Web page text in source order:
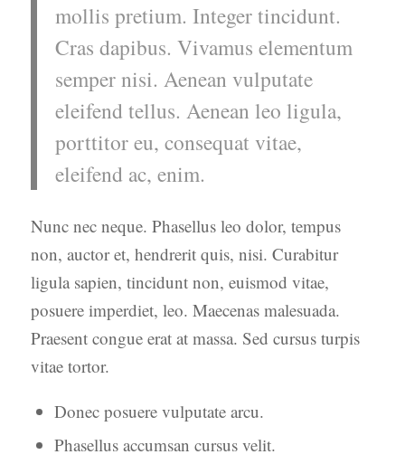
mollis pretium. Integer tincidunt.
Cras dapibus. Vivamus elementum
semper nisi. Aenean vulputate
eleifend tellus. Aenean leo ligula,
porttitor eu, consequat vitae,
eleifend ac, enim.
Nunc nec neque. Phasellus leo dolor, tempus
non, auctor et, hendrerit quis, nisi. Curabitur
ligula sapien, tincidunt non, euismod vitae,
posuere imperdiet, leo. Maecenas malesuada.
Praesent congue erat at massa. Sed cursus turpis
vitae tortor.
Donec posuere vulputate arcu.
Phasellus accumsan cursus velit.